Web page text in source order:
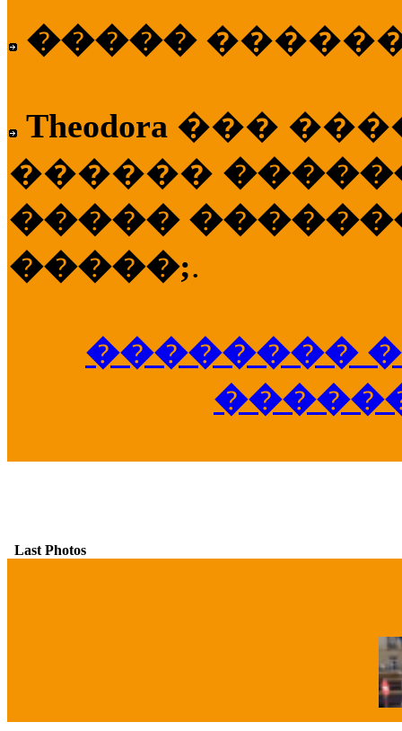
�����
Theodora ���
������
�����
�����;.
��������
Last Photos